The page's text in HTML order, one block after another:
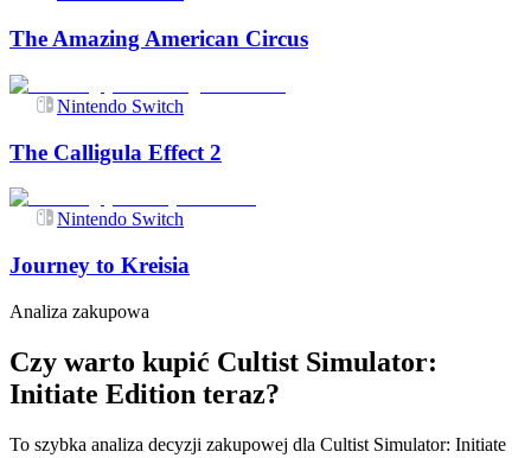
The Amazing American Circus
Nintendo Switch
The Calligula Effect 2
Nintendo Switch
Journey to Kreisia
Analiza zakupowa
Czy warto kupić Cultist Simulator:
Initiate Edition teraz?
To szybka analiza decyzji zakupowej dla Cultist Simulator: Initiate